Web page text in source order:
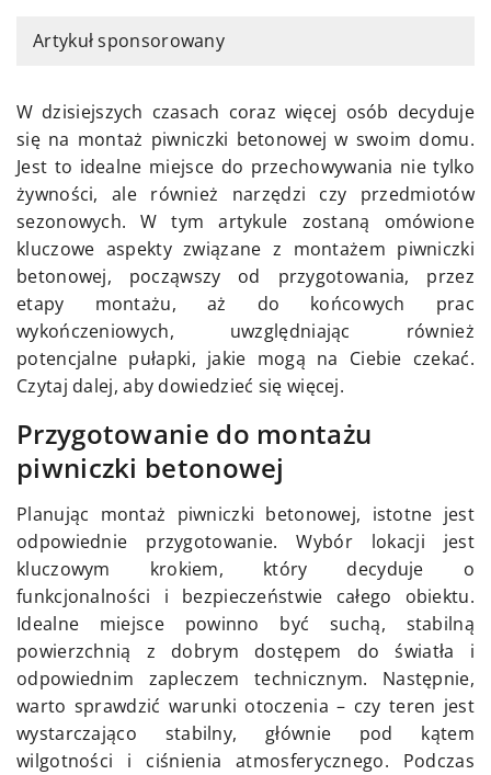
Artykuł sponsorowany
W dzisiejszych czasach coraz więcej osób decyduje
się na montaż piwniczki betonowej w swoim domu.
Jest to idealne miejsce do przechowywania nie tylko
żywności, ale również narzędzi czy przedmiotów
sezonowych. W tym artykule zostaną omówione
kluczowe aspekty związane z montażem piwniczki
betonowej, począwszy od przygotowania, przez
etapy montażu, aż do końcowych prac
wykończeniowych, uwzględniając również
potencjalne pułapki, jakie mogą na Ciebie czekać.
Czytaj dalej, aby dowiedzieć się więcej.
Przygotowanie do montażu
piwniczki betonowej
Planując montaż piwniczki betonowej, istotne jest
odpowiednie przygotowanie. Wybór lokacji jest
kluczowym krokiem, który decyduje o
funkcjonalności i bezpieczeństwie całego obiektu.
Idealne miejsce powinno być suchą, stabilną
powierzchnią z dobrym dostępem do światła i
odpowiednim zapleczem technicznym. Następnie,
warto sprawdzić warunki otoczenia – czy teren jest
wystarczająco stabilny, głównie pod kątem
wilgotności i ciśnienia atmosferycznego. Podczas